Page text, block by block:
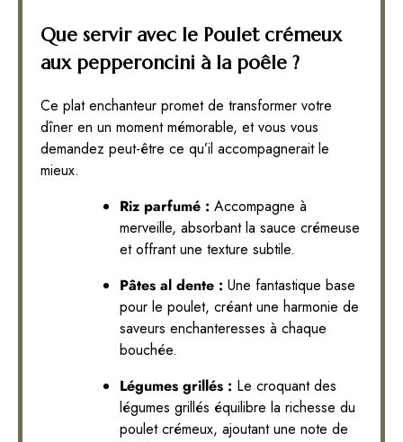
Que servir avec le Poulet crémeux
aux pepperoncini à la poêle ?
Ce plat enchanteur promet de transformer votre
dîner en un moment mémorable, et vous vous
demandez peut-être ce qu’il accompagnerait le
mieux.
Riz parfumé : Accompagne à
merveille, absorbant la sauce crémeuse
et offrant une texture subtile.
Pâtes al dente : Une fantastique base
pour le poulet, créant une harmonie de
saveurs enchanteresses à chaque
bouchée.
Légumes grillés : Le croquant des
légumes grillés équilibre la richesse du
poulet crémeux, ajoutant une note de